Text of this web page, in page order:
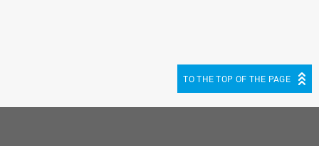
TO THE TOP OF THE PAGE